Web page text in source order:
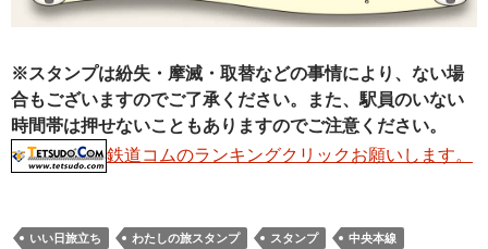
※スタンプは紛失・摩滅・取替などの事情により、ない場
合もございますのでご了承ください。また、駅員のいない
時間帯は押せないこともありますのでご注意ください。
鉄道コムのランキングクリックお願いします。
いい日旅立ち わたしの旅スタンプ スタンプ 中央本線